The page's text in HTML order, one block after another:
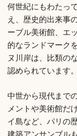
何世紀にもわたっ
え、歴史的出来事
ーブル美術館、エ
的なランドマーク
ヌ川岸は、比類の
認められています。
中世から現代まで
メントや美術館だ
イ島など、パリの